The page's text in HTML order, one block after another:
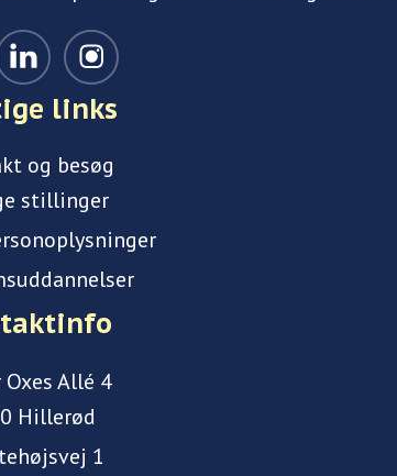
links
og besøg
stillinger
Oxes Allé 4
Hillerød
1